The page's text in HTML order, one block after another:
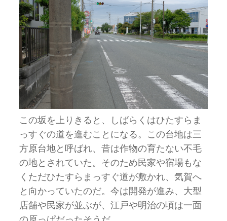
この坂を上りきると、しばらくはひたすらま
っすぐの道を進むことになる。この台地は三
方原台地と呼ばれ、昔は作物の育たない不毛
の地とされていた。そのため民家や宿場もな
くただひたすらまっすぐ道が敷かれ、気賀へ
と向かっていたのだ。今は開発が進み、大型
店舗や民家が並ぶが、江戸や明治の頃は一面